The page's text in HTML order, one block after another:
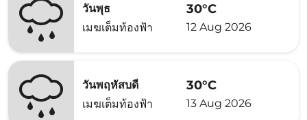
วันพุธ
เมฆเต็มท้องฟ้า
30°C
12 Aug 2026
วันพฤหัสบดี
เมฆเต็มท้องฟ้า
30°C
13 Aug 2026